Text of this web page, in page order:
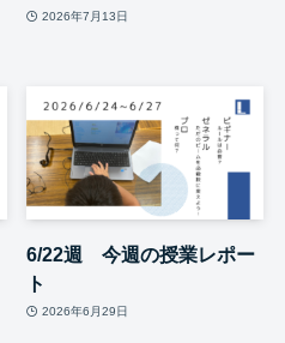
2026年7月13日
6/22週 今週の授業レポー
ト
2026年6月29日